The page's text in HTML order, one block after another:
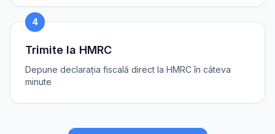
4
Trimite la HMRC
Depune declarația fiscală direct la HMRC în câteva
minute